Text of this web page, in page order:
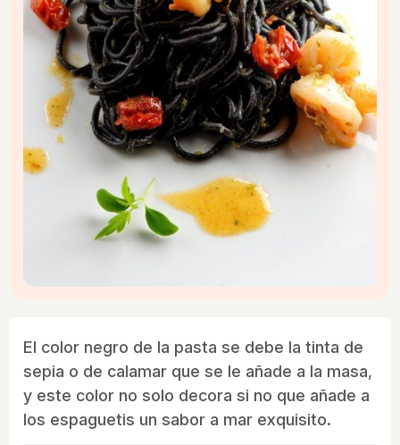
El color negro de la pasta se debe la tinta de
sepia o de calamar que se le añade a la masa,
y este color no solo decora si no que añade a
los espaguetis un sabor a mar exquisito.